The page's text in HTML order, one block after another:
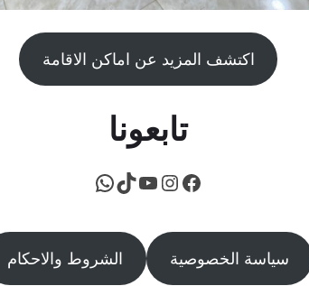
اكتشف المزيد عن اماكن الاقامة
تابعونا
فيسبوك
إنستجرام
يوتيوب
تيك توك
واتساب
سياسة الخصوصية الشروط والاحكام